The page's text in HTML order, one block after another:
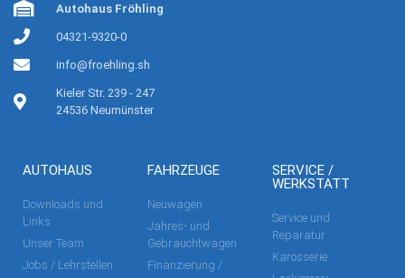
Autohaus Fröhling
04321-9320-0
info@froehling.sh
Kieler Str. 239 - 247
24536 Neumünster
AUTOHAUS
Downloads und
Links
Unser Team
Jobs / Lehrstellen
FAHRZEUGE
Neuwagen
Jahres- und
Gebrauchtwagen
Finanzierung /
SERVICE /
WERKSTATT
Service und
Reparatur
Karosserie